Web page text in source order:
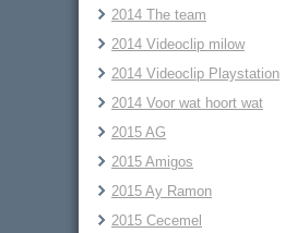
2014 The team
2014 Videoclip milow
2014 Videoclip Playstation
2014 Voor wat hoort wat
2015 AG
2015 Amigos
2015 Ay Ramon
2015 Cecemel